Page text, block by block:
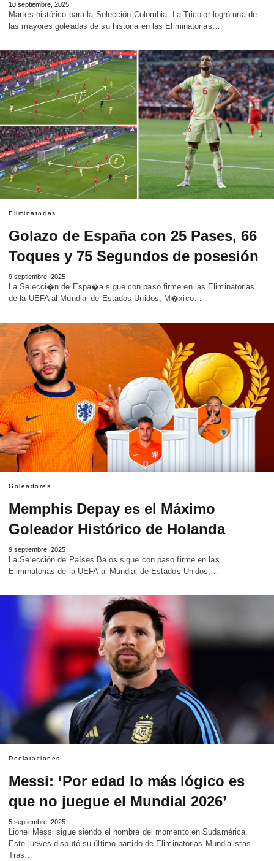
10 septiembre, 2025
Martes histórico para la Selección Colombia. La Tricolor logró una de
las mayores goleadas de su historia en las Eliminatorias…
Eliminatorias
Golazo de España con 25 Pases, 66
Toques y 75 Segundos de posesión
9 septiembre, 2025
La Selecci�n de Espa�a sigue con paso firme en las Eliminatorias
de la UEFA al Mundial de Estados Unidos, M�xico…
Goleadores
Memphis Depay es el Máximo
Goleador Histórico de Holanda
9 septiembre, 2025
La Selección de Países Bajos sigue con paso firme en las
Eliminatorias de la UEFA al Mundial de Estados Unidos,…
Declaraciones
Messi: ‘Por edad lo más lógico es
que no juegue el Mundial 2026’
5 septiembre, 2025
Lionel Messi sigue siendo el hombre del momento en Sudamérica.
Este jueves disputó su último partido de Eliminatorias Mundialistas.
Tras…